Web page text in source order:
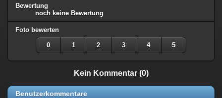
Bewertung
noch keine Bewertung
Foto bewerten
0 1 2 3 4 5
Kein Kommentar (0)
Benutzerkommentare